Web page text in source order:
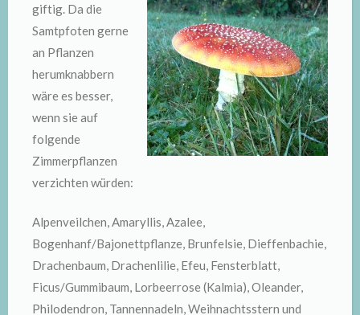
giftig. Da die
Samtpfoten gerne
an Pflanzen
herumknabbern
wäre es besser,
wenn sie auf
folgende
Zimmerpflanzen
verzichten würden:
Alpenveilchen, Amaryllis, Azalee,
Bogenhanf/Bajonettpflanze, Brunfelsie, Dieffenbachie,
Drachenbaum, Drachenlilie, Efeu, Fensterblatt,
Ficus/Gummibaum, Lorbeerrose (Kalmia), Oleander,
Philodendron, Tannennadeln, Weihnachtsstern und